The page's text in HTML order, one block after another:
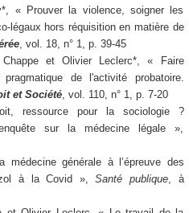
« Prouver la violence, soigner les
légaux hors réquisition en matière de
, vol. 18, n° 1, p. 39-45
Chappe et Olivier Leclerc*, « Faire
de l'activité probatoire.
et Société , vol. 110, n° 1, p. 7-20
ressource pour la sociologie ?
sur la médecine légale »,
générale à l’épreuve des
à la Covid »,Santé publique, à